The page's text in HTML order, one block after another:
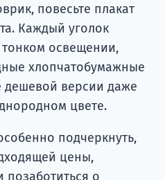
повесьте плакат
Каждый уголок
освещении,
хлопчатобумажные
дешевой версии даже
цвете.
подчеркнуть,
цены,
о